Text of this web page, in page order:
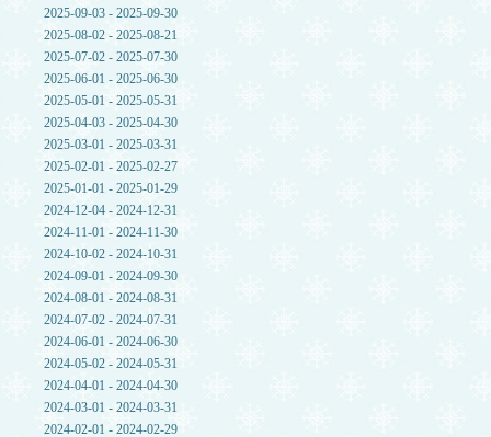
2025-09-03 - 2025-09-30
2025-08-02 - 2025-08-21
2025-07-02 - 2025-07-30
2025-06-01 - 2025-06-30
2025-05-01 - 2025-05-31
2025-04-03 - 2025-04-30
2025-03-01 - 2025-03-31
2025-02-01 - 2025-02-27
2025-01-01 - 2025-01-29
2024-12-04 - 2024-12-31
2024-11-01 - 2024-11-30
2024-10-02 - 2024-10-31
2024-09-01 - 2024-09-30
2024-08-01 - 2024-08-31
2024-07-02 - 2024-07-31
2024-06-01 - 2024-06-30
2024-05-02 - 2024-05-31
2024-04-01 - 2024-04-30
2024-03-01 - 2024-03-31
2024-02-01 - 2024-02-29